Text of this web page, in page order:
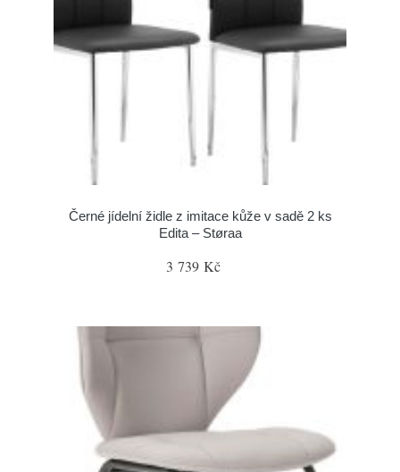
Černé jídelní židle z imitace kůže v sadě 2 ks
Edita – Støraa
3 739 Kč